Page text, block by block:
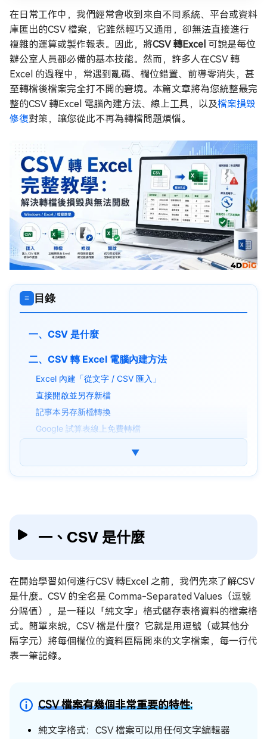
在日常工作中，我們經常會收到來自不同系統、平台或資料
庫匯出的CSV 檔案，它雖然輕巧又通用，卻無法直接進行
複雜的運算或製作報表。因此，將CSV 轉Excel 可說是每位
辦公室人員都必備的基本技能。然而，許多人在CSV 轉
Excel 的過程中，常遇到亂碼、欄位錯置、前導零消失，甚
至轉檔後檔案完全打不開的窘境。本篇文章將為您統整最完
整的CSV 轉Excel 電腦內建方法、線上工具，以及檔案損毀
修復對策，讓您從此不再為轉檔問題煩惱。
≡ 目錄
一、CSV 是什麼
二、CSV 轉 Excel 電腦內建方法
Excel 內建「從文字 / CSV 匯入」
直接開啟並另存新檔
記事本另存新檔轉換
Google 試算表線上免費轉檔
三、CSV 轉 Excel 線上工具
辦法
五、CSV 轉 Excel 相關問答
為什麼要用 CSV 檔？
如何將 CSV 匯入 Excel？
Excel 怎麼開 CSV 檔？
▼
一、CSV 是什麼
在開始學習如何進行CSV 轉Excel 之前，我們先來了解CSV
是什麼。CSV 的全名是 Comma-Separated Values（逗號
分隔值），是一種以「純文字」格式儲存表格資料的檔案格
式。簡單來說，CSV 檔是什麼？它就是用逗號（或其他分
隔字元）將每個欄位的資料區隔開來的文字檔案，每一行代
表一筆記錄。
CSV 檔案有幾個非常重要的特性:
純文字格式：CSV 檔案可以用任何文字編輯器